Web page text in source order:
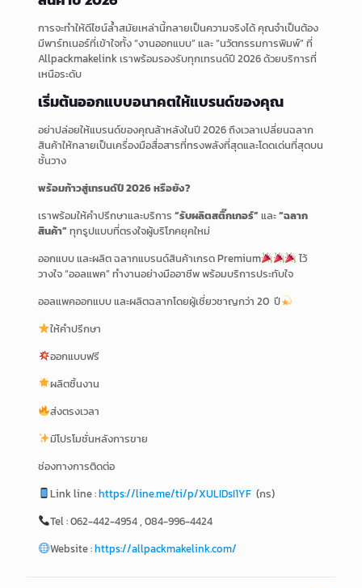
การจะทำให้ดีไซน์ล้ำสมัยเหล่านี้กลายเป็นความจริงได้ คุณจำเป็นต้อง
มีพาร์ทเนอร์ที่เข้าใจทั้ง “งานออกแบบ” และ “นวัตกรรมการพิมพ์” ที่
Allpackmakelink เราพร้อมรองรับทุกเทรนด์ปี 2026 ด้วยบริการที่
เหนือระดับ
เริ่มต้นออกแบบอนาคตให้แบรนด์ของคุณ
อย่าปล่อยให้แบรนด์ของคุณล้าหลังในปี 2026 ถึงเวลาเปลี่ยนฉลาก
สินค้าให้กลายเป็นเครื่องมือสื่อสารที่ทรงพลังที่สุดและโดดเด่นที่สุดบน
ชั้นวาง
พร้อมก้าวสู่เทรนด์ปี 2026 หรือยัง?
เราพร้อมให้คำปรึกษาและบริการ “รับผลิตสติ๊กเกอร์” และ“ฉลาก
สินค้า” ทุกรูปแบบที่ตรงใจผู้บริโภคยุคใหม่
ออกแบบ และผลิต ฉลากแบรนด์สินค้าเกรด Premium
ไว้
วางใจ “ออลแพค” ทำงานอย่างมืออาชีพ พร้อมบริการประทับใจ
ออลแพคออกแบบ และผลิตฉลากโดยผู้เชี่ยวชาญกว่า 20 ปี
ให้คำปรึกษา
ออกแบบฟรี
ผลิตชิ้นงาน
ส่งตรงเวลา
มีโปรโมชั่นหลังการขาย
ช่องทางการติดต่อ
Link line :https://line.me/ti/p/XULIDsI1YF(กร)
Tel : 062-442-4954 , 084-996-4424
Website :https://allpackmakelink.com/